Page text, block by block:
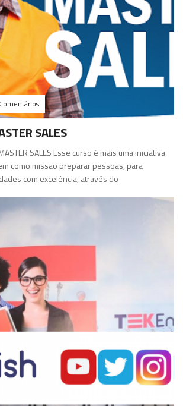
SALES
SALES Esse curso é mais uma iniciativa
como missão preparar pessoas, para
com excelência, através do